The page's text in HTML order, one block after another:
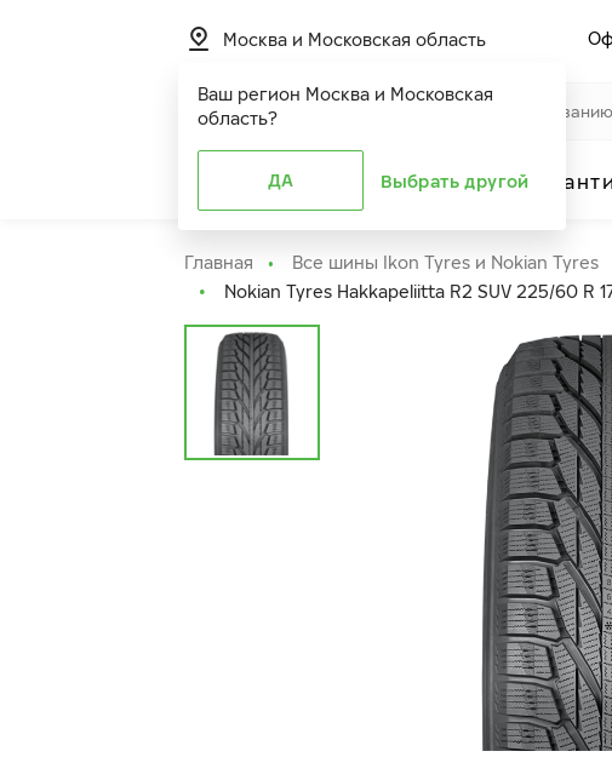
Ваш регион Москва и Московская
область?
ДА Выбрать другой
Москва и Московская область
Расширенная
Главная Все шины Ikon Tyres и Nokian Tyres
Nokian Tyres Hakkapeliitta R2 SUV 225/60 R